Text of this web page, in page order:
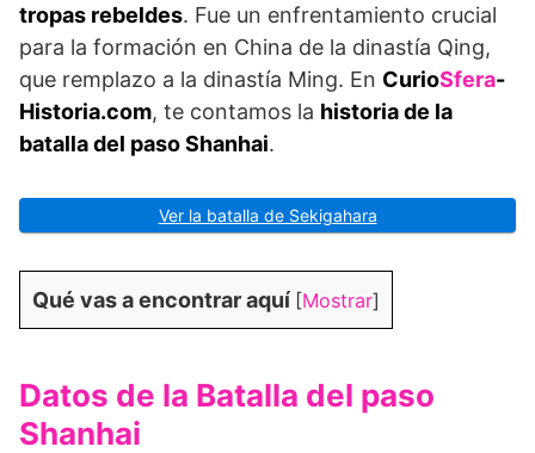
tropas rebeldes. Fue un enfrentamiento crucial
para la formación en China de la dinastía Qing,
que remplazo a la dinastía Ming. En CurioSfera-
Historia.com, te contamos la historia de la
batalla del paso Shanhai.
Ver la batalla de Sekigahara
Qué vas a encontrar aquí [Mostrar]
Datos de la Batalla del paso
Shanhai